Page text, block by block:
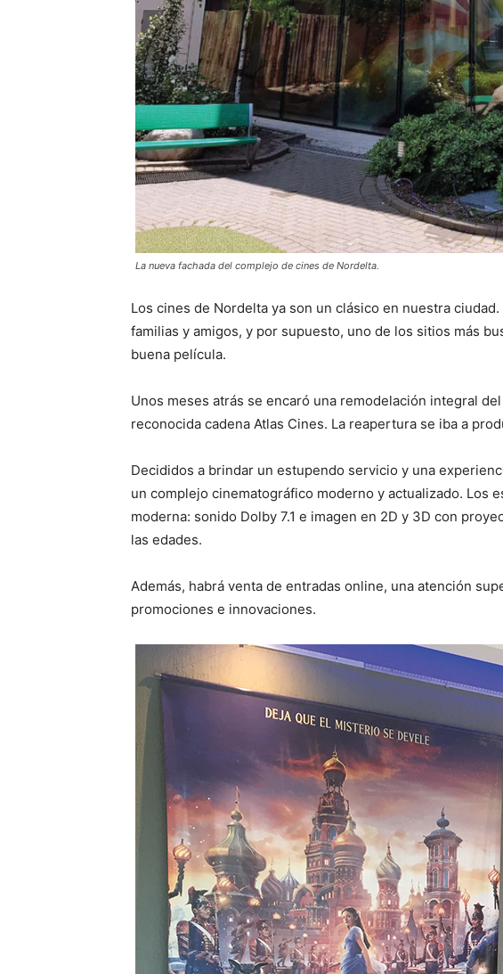
La nueva fachada del complejo de cines de Nordelta.
Los cines de Nordelta ya son un clásico en nuestra
familias y amigos, y por supuesto, uno de los sitios más
buena película.
Unos meses atrás se encaró una remodelación integral
reconocida cadena Atlas Cines. La reapertura se iba a
Decididos a brindar un estupendo servicio y una
un complejo cinematográfico moderno y actualizado. Los
moderna: sonido Dolby 7.1 e imagen en 2D y 3D con
las edades.
Además, habrá venta de entradas online, una atención
promociones e innovaciones.